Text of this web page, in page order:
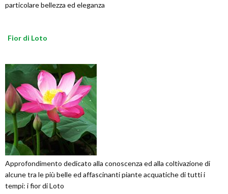
particolare bellezza ed eleganza
Fior di Loto
Approfondimento dedicato alla conoscenza ed alla coltivazione di
alcune tra le più belle ed affascinanti piante acquatiche di tutti i
tempi: i fior di Loto